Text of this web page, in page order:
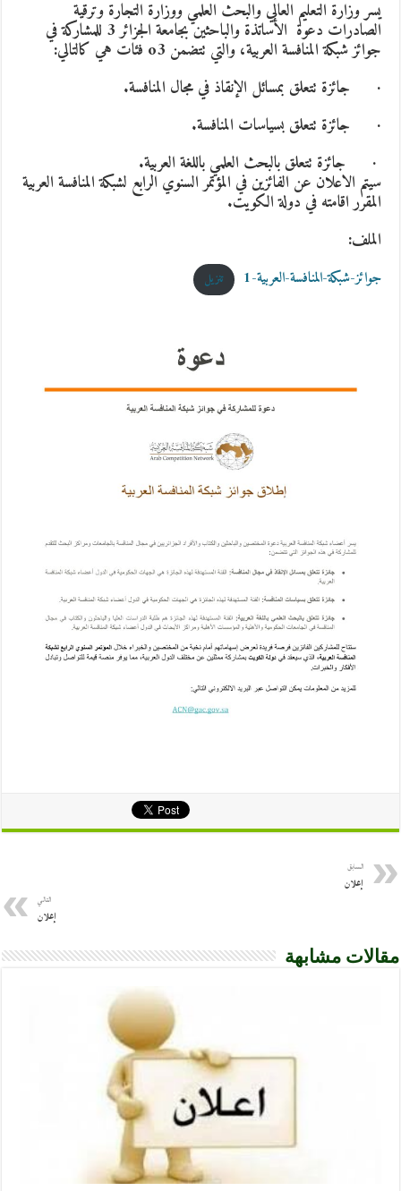
یسر وزارة التعلیم العالي والبحث العلمي ووزارة التجارة وترقیة
الصادرات دعوة الأساتذة والباحثين بجامعة الجزائر 3 للمشاركة في
جوائز شبكة المنافسة العربیة، والتي تتضمن o3 فئات هي كالتالي:
· جائزة تتعلق بمسائل الإنقاذ في مجال المنافسة.
· جائزة تتعلق بسياسات المنافسة.
· جائزة تتعلق بالبحث العلمي باللغة العربية.
سيتم الاعلان عن الفائزين في المؤتمر السنوي الرابع لشبكة المنافسة العربية
المقرر اقامته في دولة الكويت.
الملف:
جوائز-شبكة-المنافسة-العربية-1 تنزيل
السابق
إعلان
التالي
إعلان
مقالات مشابهة